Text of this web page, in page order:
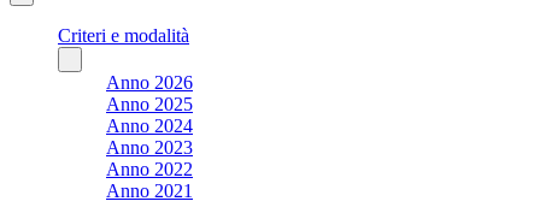
Criteri e modalità
Anno 2026
Anno 2025
Anno 2024
Anno 2023
Anno 2022
Anno 2021